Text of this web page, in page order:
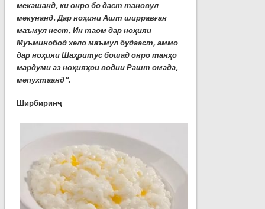
мекашанд, ки онро бо даст тановул
мекунанд. Дар ноҳияи Ашт ширравған
маъмул нест. Ин таом дар ноҳияи
Муъминобод хело маъмул будааст, аммо
дар ноҳияи Шаҳритус бошад онро танҳо
мардуми аз ноҳияҳои водии Рашт омада,
мепухтаанд”.
Ширбиринҷ